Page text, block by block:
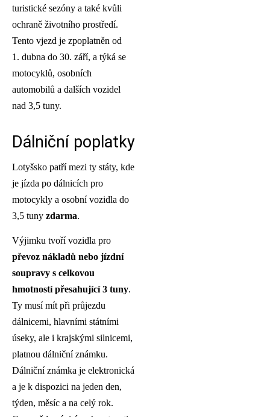
turistické sezóny a také kvůli
ochraně životního prostředí.
Tento vjezd je zpoplatněn od
1. dubna do 30. září, a týká se
motocyklů, osobních
automobilů a dalších vozidel
nad 3,5 tuny.
Dálniční poplatky
Lotyšsko patří mezi ty státy, kde
je jízda po dálnicích pro
motocykly a osobní vozidla do
3,5 tuny zdarma.
Výjimku tvoří vozidla pro
převoz nákladů nebo jízdní
soupravy s celkovou
hmotností přesahující 3 tuny.
Ty musí mít při průjezdu
dálnicemi, hlavními státními
úseky, ale i krajskými silnicemi,
platnou dálniční známku.
Dálniční známka je elektronická
a je k dispozici na jeden den,
týden, měsíc a na celý rok.